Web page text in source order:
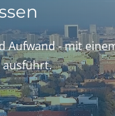
- mit
ausführt.